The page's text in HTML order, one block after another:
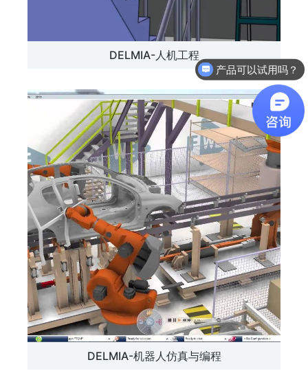
DELMIA-人机工程
DELMIA-机器人仿真与编程
产品可以试用吗？